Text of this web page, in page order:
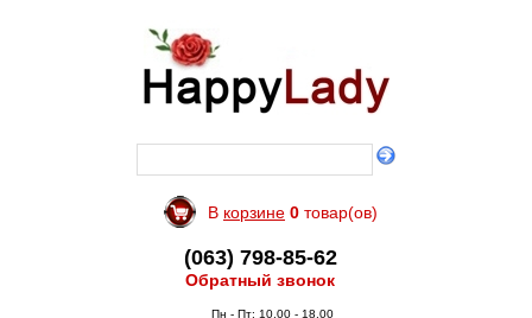
В корзине 0 товар(ов)
(063) 798-85-62
Обратный звонок
Пн - Пт: 10.00 - 18.00